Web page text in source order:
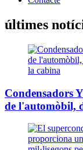
últimes
Condensadors
de l'automòbil,